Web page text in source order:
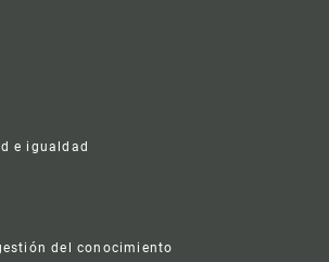
e igualdad
del conocimiento